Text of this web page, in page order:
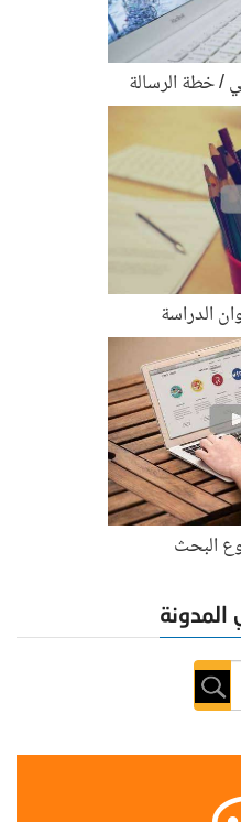
/ خطة الرسالة
الدراسة
البحث